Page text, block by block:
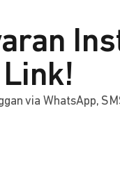
Link!
via WhatsApp,